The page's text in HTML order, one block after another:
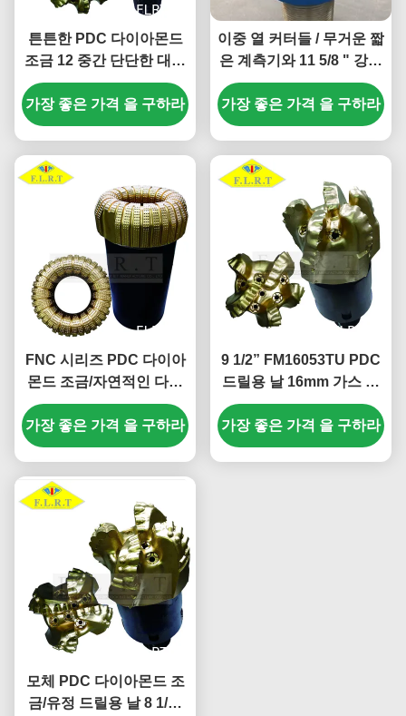
튼튼한 PDC 다이아몬드
조금 12 중간 단단한 대형
훈련을 위한 1/4
FM13088LU
가장 좋은 가격 을 구하라
이중 열 커터들 / 무거운 짧
은 계측기와 11 5/8 " 강철
본체 PDC 드릴 비트
가장 좋은 가격 을 구하라
FNC 시리즈 PDC 다이아
몬드 조금/자연적인 다이
아몬드 핵심 조금 다수 잎
단면도 디자인
가장 좋은 가격 을 구하라
9 1/2” FM16053TU PDC
드릴용 날 16mm 가스 우
물 훈련을 위한 주요 절단
기 크기
가장 좋은 가격 을 구하라
모체 PDC 다이아몬드 조
금/유정 드릴용 날 8 1/2”